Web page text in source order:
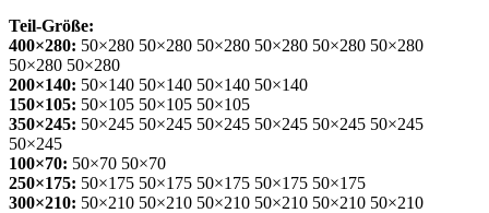
Teil-Größe:
400×280: 50×280 50×280 50×280 50×280 50×280 50×280
50×280 50×280
200×140: 50×140 50×140 50×140 50×140
150×105: 50×105 50×105 50×105
350×245: 50×245 50×245 50×245 50×245 50×245 50×245
50×245
100×70: 50×70 50×70
250×175: 50×175 50×175 50×175 50×175 50×175
300×210: 50×210 50×210 50×210 50×210 50×210 50×210